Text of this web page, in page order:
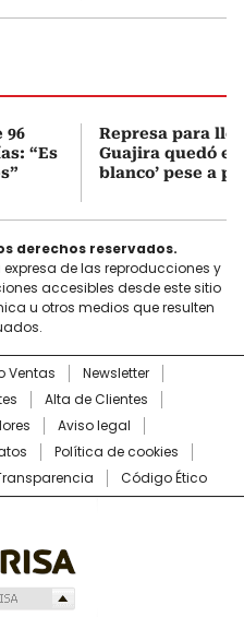
96
“Es
Represa para
Guajira quedó en
blanco’ pese a
derechos reservados.
expresa de las reproducciones y
accesibles desde este sitio
u otros medios que resulten
Ventas
Newsletter
Alta de Clientes
Aviso legal
Política de cookies
Código Ético